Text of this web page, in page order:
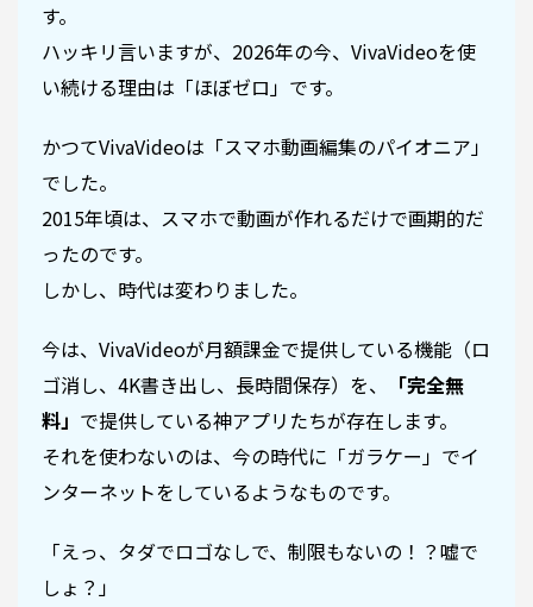
す。
ハッキリ言いますが、2026年の今、VivaVideoを使
い続ける理由は「ほぼゼロ」です。
かつてVivaVideoは「スマホ動画編集のパイオニア」
でした。
2015年頃は、スマホで動画が作れるだけで画期的だ
ったのです。
しかし、時代は変わりました。
今は、VivaVideoが月額課金で提供している機能（ロ
ゴ消し、4K書き出し、長時間保存）を、
「完全無
料」 で提供している神アプリたちが存在します。
それを使わないのは、今の時代に「ガラケー」でイ
ンターネットをしているようなものです。
「えっ、タダでロゴなしで、制限もないの！？嘘で
しょ？」